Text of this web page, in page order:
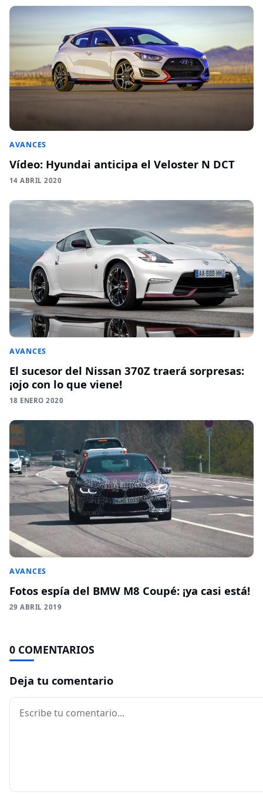
AVANCES
Vídeo: Hyundai anticipa el Veloster N DCT
14 ABRIL 2020
AVANCES
El sucesor del Nissan 370Z traerá sorpresas:
¡ojo con lo que viene!
18 ENERO 2020
AVANCES
Fotos espía del BMW M8 Coupé: ¡ya casi está!
29 ABRIL 2019
0 COMENTARIOS
Deja tu comentario
Comentario